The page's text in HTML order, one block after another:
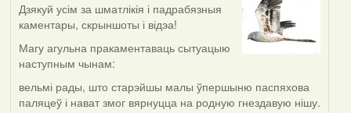
Дзякуй усім за шматлікія і падрабязныя
каментары, скрыншоты і відэа!
Магу агульна пракаментаваць сытуацыю
наступным чынам:
вельмі рады, што старэйшы малы ўпершыню паспяхова
паляцеў і нават змог вярнуцца на родную гнездавую нішу.